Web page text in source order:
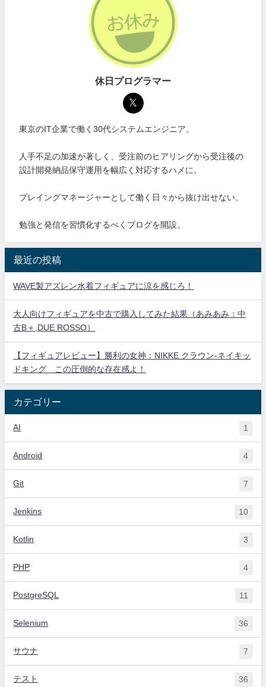
休日プログラマー
東京のIT企業で働く30代システムエンジニア。
人手不足の加速が著しく、受注前のヒアリングから受注後の
設計開発納品保守運用を幅広く対応するハメに。
プレイングマネージャーとして働く日々から抜け出せない。
勉強と発信を習慣化するべくブログを開設。
最近の投稿
WAVE製アズレン水着フィギュアに涼を感じろ！
大人向けフィギュアを中古で購入してみた結果（あみあみ：中
古B＋,DUE ROSSO）
【フィギュアレビュー】勝利の女神：NIKKE クラウン-ネイキッ
ドキング この圧倒的な存在感よ！
カテゴリー
AI 1
Android 4
Git 7
Jenkins 10
Kotlin 3
PHP 4
PostgreSQL 11
Selenium 36
サウナ 7
テスト 36